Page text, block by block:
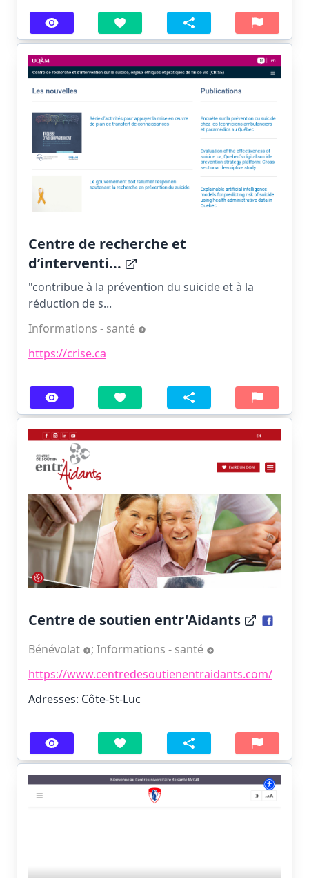
Centre de recherche et
d’interventi...
"contribue à la prévention du suicide et à la
réduction de s...
Informations - santé
https://crise.ca
Centre de soutien entr'Aidants
Bénévolat ; Informations - santé
https://www.centredesoutienentraidants.com/
Adresses: Côte-St-Luc